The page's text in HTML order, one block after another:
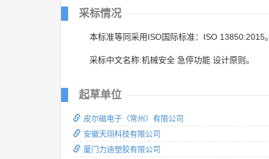
采标情况
本标准等同采用ISO国际标准：ISO 13850:2015。
采标中文名称:机械安全 急停功能 设计原则。
起草单位
皮尔磁电子（常州）有限公司
安徽天珝科技有限公司
厦门力迪塑胶有限公司